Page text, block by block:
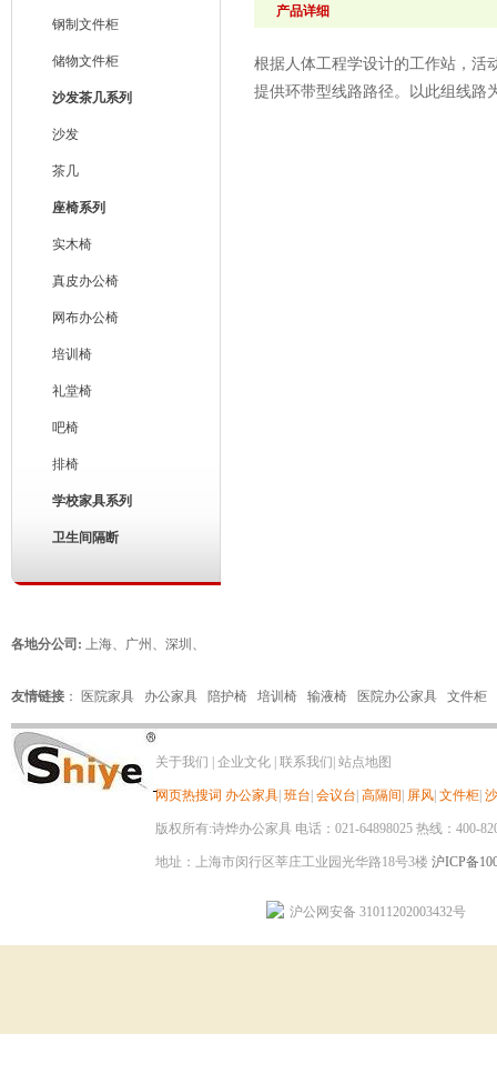
钢制文件柜
储物文件柜
沙发茶几系列
沙发
茶几
座椅系列
实木椅
真皮办公椅
网布办公椅
培训椅
礼堂椅
吧椅
排椅
学校家具系列
卫生间隔断
产品详细
根据人体工程学设计的工作站，活
提供环带型线路路径。以此组线路
各地分公司: 上海、 广州 、 深圳 、
友情链接 ： 医院家具 办公家具 陪护椅 培训椅 输液椅 医院办公家具 文件柜
关于我们 企业文化 联系我们 站点地图
网页热搜词 办公家具 班台 会议台 高隔间 屏风 文件柜
版权所有:诗烨办公家具 电话：021-64898025 热线：400-
地址：上海市闵行区莘庄工业园光华路18号3楼 沪ICP备
沪公网安备 31011202003432号